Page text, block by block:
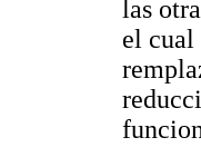
las
el cual